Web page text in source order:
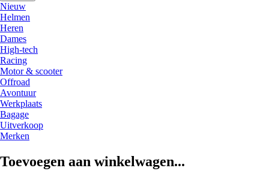
Nieuw
Helmen
Heren
Dames
High-tech
Racing
Motor & scooter
Offroad
Avontuur
Werkplaats
Bagage
Uitverkoop
Merken
Toevoegen aan winkelwagen...